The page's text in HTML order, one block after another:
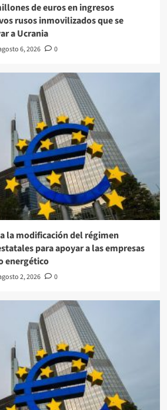
de euros en ingresos
rusos inmovilizados que se
a Ucrania
6, 2026 0
la modificación del régimen
para apoyar a las empresas
energético
2, 2026 0